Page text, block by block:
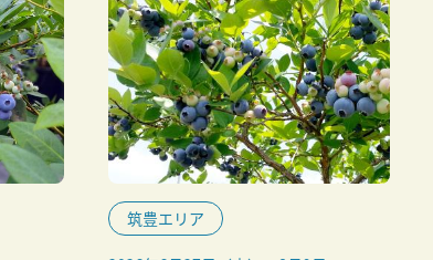
筑豊エリア